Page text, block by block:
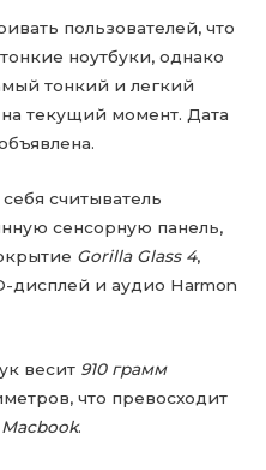
пользователей, что
ноутбуки, однако
тонкий и легкий
текущий момент. Дата
считыватель
сенсорную панель,
Gorilla Glass 4,
дисплей и аудио Harmon
весит 910 грамм
что превосходит
Macbook.